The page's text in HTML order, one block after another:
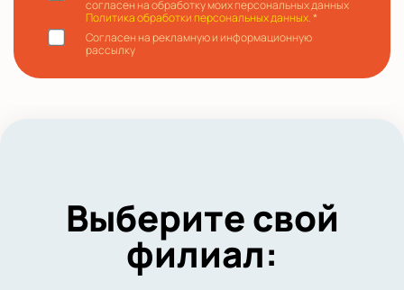
согласен на обработку моих персональных данных
Политика обработки персональных данных.*
Согласен на рекламную и информационную
рассылку
Выберите свой
филиал: